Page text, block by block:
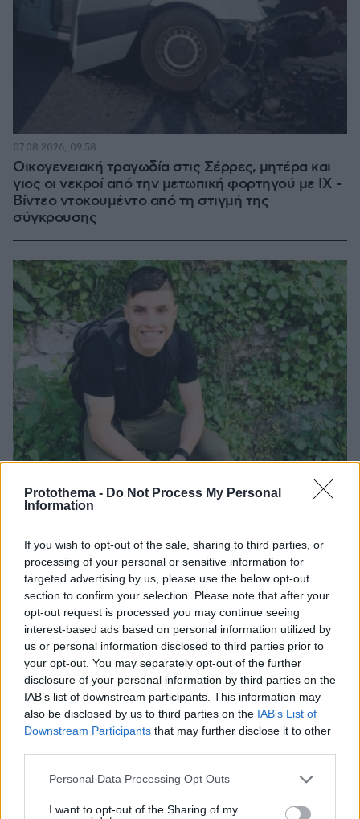
Protothema - Do Not Process My Personal
Information
If you wish to opt-out of the sale, sharing to third parties, or
processing of your personal or sensitive information for
targeted advertising by us, please use the below opt-out
section to confirm your selection. Please note that after your
opt-out request is processed you may continue seeing
interest-based ads based on personal information utilized by
us or personal information disclosed to third parties prior to
your opt-out. You may separately opt-out of the further
disclosure of your personal information by third parties on the
IAB’s list of downstream participants. This information may
also be disclosed by us to third parties on the IAB’s List of
Downstream Participants that may further disclose it to other
Please note that this website/app uses one or more Google
not limited to your visit or usage behaviour. You may click to
Personal Data Processing Opt Outs
I want to opt-out of the Sharing of my
Οικογενειακή τραγωδία στις Σέρρες, μητέρα και
γιος οι νεκροί από την μετωπική φορτηγού με ΙΧ -
Βίντεο ντοκουμέντο από τη στιγμή της
σύγκρουσης
07.08.2026, 09:58
«Δεν το πιστεύουμε», λένε οι Αμερικανοί που
υιοθέτησαν τον Αφγανό στη Λέσβο - Η αρχική
εκδοχή για το φονικό στην Κυψέλη και η σιωπή
στην απολογία
07.08.2026, 07:19